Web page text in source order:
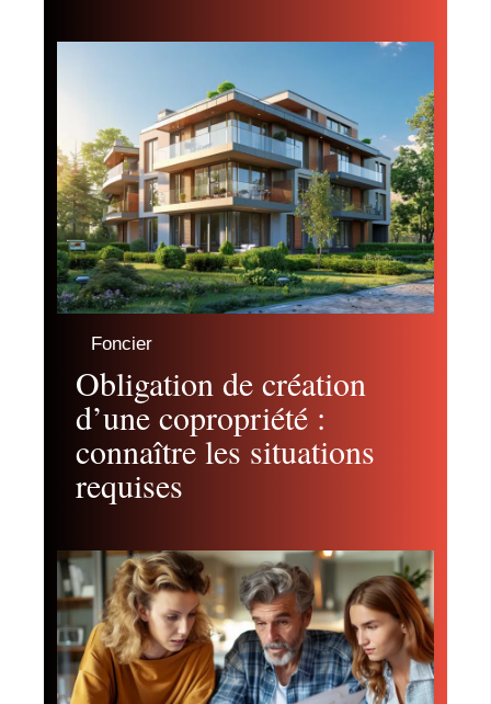
Foncier
Obligation de création
d’une copropriété :
connaître les situations
requises